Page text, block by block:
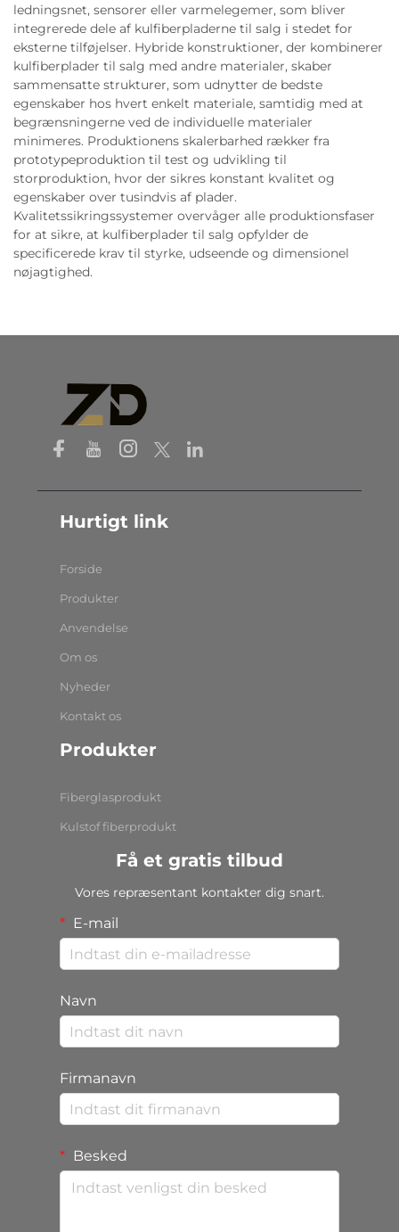
ledningsnet, sensorer eller varmelegemer, som bliver
integrerede dele af kulfiberpladerne til salg i stedet for
eksterne tilføjelser. Hybride konstruktioner, der kombinerer
kulfiberplader til salg med andre materialer, skaber
sammensatte strukturer, som udnytter de bedste
egenskaber hos hvert enkelt materiale, samtidig med at
begrænsningerne ved de individuelle materialer
minimeres. Produktionens skalerbarhed rækker fra
prototypeproduktion til test og udvikling til
storproduktion, hvor der sikres konstant kvalitet og
egenskaber over tusindvis af plader.
Kvalitetssikringssystemer overvåger alle produktionsfaser
for at sikre, at kulfiberplader til salg opfylder de
specificerede krav til styrke, udseende og dimensionel
nøjagtighed.
Hurtigt link
Forside
Produkter
Anvendelse
Om os
Nyheder
Kontakt os
Produkter
Fiberglasprodukt
Kulstof fiberprodukt
Få et gratis tilbud
Vores repræsentant kontakter dig snart.
E-mail
Navn
Firmanavn
Besked